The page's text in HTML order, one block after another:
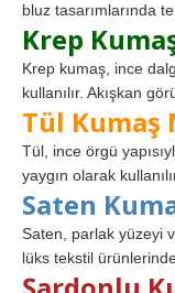
bluz tasarımlarında
Krep
Krep kumaş, ince
kullanılır. Akışkan
Tül Kumaş
Tül, ince örgü
yaygın olarak
Saten
Saten, parlak yüzeyi
lüks tekstil